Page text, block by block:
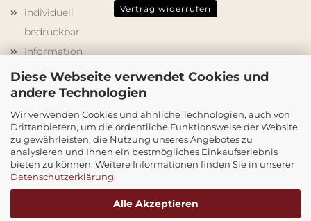
Diese Webseite verwendet Cookies und
andere Technologien
Wir verwenden Cookies und ähnliche Technologien, auch von
Drittanbietern, um die ordentliche Funktionsweise der Website
zu gewährleisten, die Nutzung unseres Angebotes zu
analysieren und Ihnen ein bestmögliches Einkaufserlebnis
bieten zu können. Weitere Informationen finden Sie in unserer
Datenschutzerklärung.
Alle Akzeptieren
individuell
bedruckbar
Information
Werbegeschenke
Schokoladenformen
Holzkisten
mit Druck
Cookie
Einstellungen
Vertrag widerrufen